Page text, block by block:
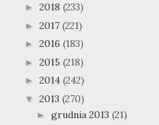
► 2018 (233)
► 2017 (221)
► 2016 (183)
► 2015 (218)
► 2014 (242)
▼ 2013 (270)
► grudnia 2013 (21)